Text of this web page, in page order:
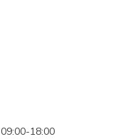
09:00-18:00